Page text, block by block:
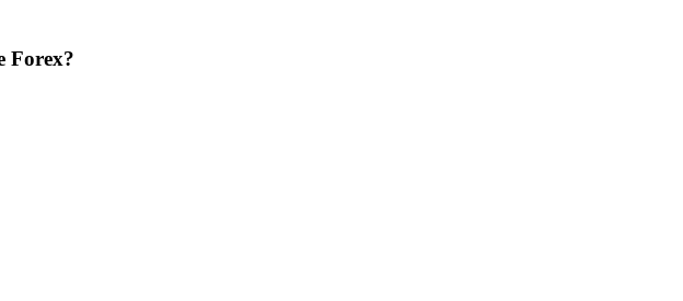
Forex?